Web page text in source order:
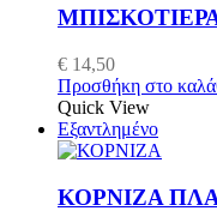
ΜΠΙΣΚΟΤΙΕΡΑ
€ 14,50
Προσθήκη στο
Quick View
Εξαντλημένο
ΚΟΡΝΙΖΑ